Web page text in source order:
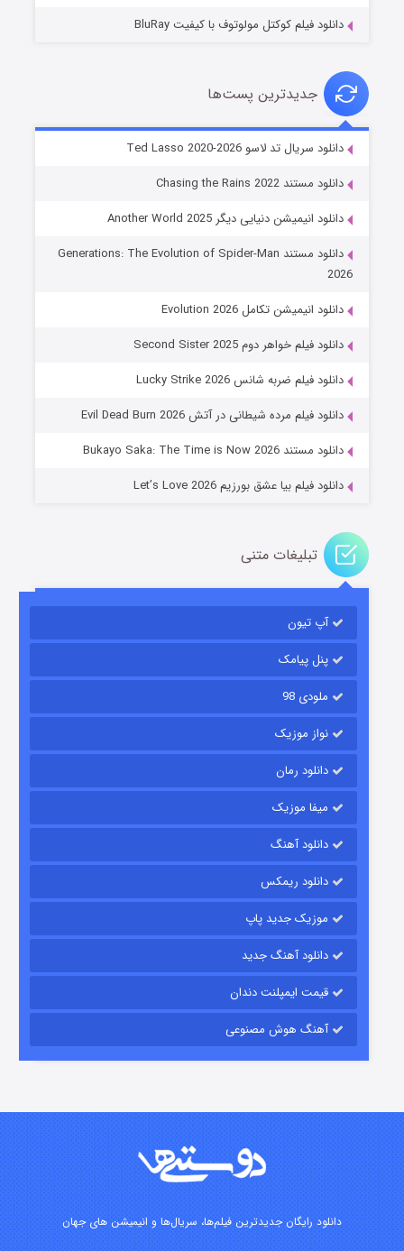
خاندان اژدها فصل ۳
جادوگری در مغولستان
باب اسفنجی فصل ۱۷
قسمت۶ (زیرنویس) منتشر شد
قسمت۱۵ (دوبله) منتشر شد
زیرزمین
دانلود فیلم کوکتل مولوتوف با کیفیت BluRay
جدیدترین پست‌ها
دانلود سریال تد لاسو Ted Lasso 2020-2026
دانلود مستند Chasing the Rains 2022
دانلود انیمیشن دنیایی دیگر Another World 2025
دانلود مستند Generations: The Evolution of Spider-Man
2026
دانلود انیمیشن تکامل Evolution 2026
دانلود فیلم خواهر دوم Second Sister 2025
دانلود فیلم ضربه شانس Lucky Strike 2026
دانلود فیلم مرده شیطانی در آتش Evil Dead Burn 2026
دانلود مستند Bukayo Saka: The Time is Now 2026
دانلود فیلم بیا عشق بورزیم Let’s Love 2026
تبلیغات متنی
آپ تیون
پنل پیامک
ملودی 98
نواز موزیک
دانلود رمان
میفا موزیک
دانلود آهنگ
دانلود ریمکس
موزیک جدید پاپ
دانلود آهنگ جدید
قیمت ایمپلنت دندان
آهنگ هوش مصنوعی
دانلود رایگان جدیدترین فیلم‌ها، سریال‌ها و انیمیشن های جهان